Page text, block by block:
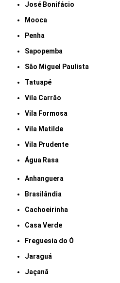
José Bonifácio
Mooca
Penha
Sapopemba
São Miguel Paulista
Tatuapé
Vila Carrão
Vila Formosa
Vila Matilde
Vila Prudente
Água Rasa
Anhanguera
Brasilândia
Cachoeirinha
Casa Verde
Freguesia do Ó
Jaraguá
Jaçanã